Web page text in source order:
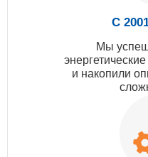
С
Мы
и накопили